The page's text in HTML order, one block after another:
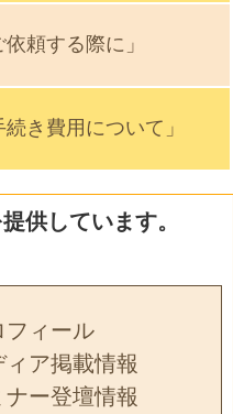
依頼する際に」
続き費用について」
供しています。
フィール
ィア掲載情報
ナー登壇情報